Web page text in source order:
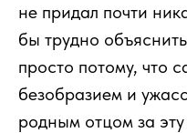
не придал почти
бы трудно
просто потому, что
безобразием и
родным отцом за